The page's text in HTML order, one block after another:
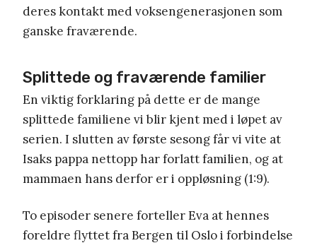
deres kontakt med voksengenerasjonen som
ganske fraværende.
Splittede og fraværende familier
En viktig forklaring på dette er de mange
splittede familiene vi blir kjent med i løpet av
serien. I slutten av første sesong får vi vite at
Isaks pappa nettopp har forlatt familien, og at
mammaen hans derfor er i oppløsning (1:9).
To episoder senere forteller Eva at hennes
foreldre flyttet fra Bergen til Oslo i forbindelse